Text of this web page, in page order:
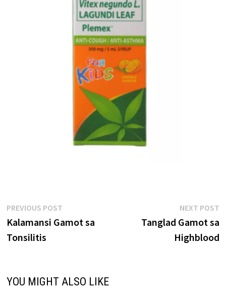
Post
navigation
PREVIOUS POSTPrevious
post:
Kalamansi Gamot sa
Tonsilitis
NEXT POST
Tanglad Gamot sa
Highblood
YOU MIGHT ALSO LIKE